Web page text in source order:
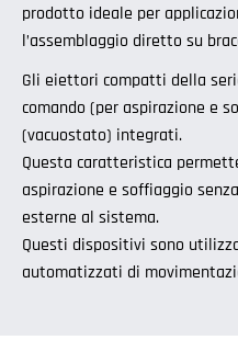
prodotto ideale per
l’assemblaggio diretto su
Gli eiettori compatti della
comando (per aspirazione e
(vacuostato) integrati.
Questa caratteristica
aspirazione e soffiaggio
esterne al sistema.
Questi dispositivi sono
automatizzati di